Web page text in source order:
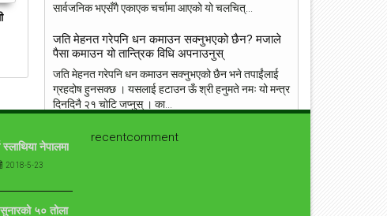
कांग्रेस उपसभापति निधि अमेरिकामा
आइपीएल : हैदरावादलाई हराउँदै चेन्नाई
पटक फाइनलमा, फाप डु प्लेसिसको
ब्याटिङ
सार्वजनिक भएसँगै एकाएक चर्चामा आएको यो चलचित्...
जति मेहनत गरेपनि धन कमाउन सक्नुभएको छैन? मजाले
पैसा कमाउन यो तान्त्रिक विधि अपनाउनुस्
जति मेहनत गरेपनि धन कमाउन सक्नुभएको छैन भने तपाईंलाई
ग्रहदोष हुनसक्छ । यसलाई हटाउन ऊँ श्री हनुमते नमः यो मन्त्र
दिनदिनै २१ चोटि जप्नुस् । का...
संसारकै यी ११ सुन्दरीहरु जसले स्तनलाई स्वतन्त्रता दिँदा
विश्वलाई ततायो ! [फोटोफिचर]
नेपालमा
2018-5-23
५० तोला
recentcomment